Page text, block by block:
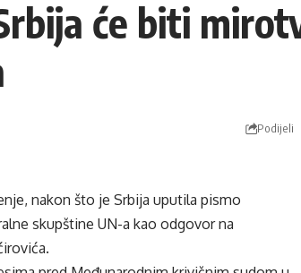
će biti
Podijeli
nakon što je Srbija uputila pismo
skupštine UN-a kao odgovor na